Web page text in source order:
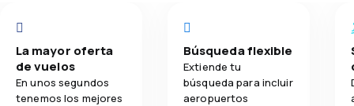
Transporte
Comidas
La mayor oferta
de vuelos
En unos segundos
tenemos los mejores
Búsqueda flexible
Extiende tu
búsqueda para incluir
aeropuertos